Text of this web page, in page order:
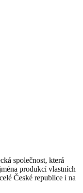
společnost, která
produkcí vlastních
České republice i na